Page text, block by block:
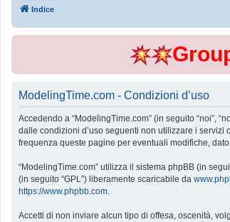
Indice
ModelingTime.com - Condizioni d’uso
Accedendo a “ModelingTime.com” (in seguito “noi”,
dalle condizioni d’uso seguenti non utilizzare i servizi
frequenza queste pagine per eventuali modifiche,
“ModelingTime.com” utilizza il sistema phpBB (in
(in seguito “GPL”) liberamente scaricabile da
https://www.phpbb.com.
Accetti di non inviare alcun tipo di offesa, oscenità,